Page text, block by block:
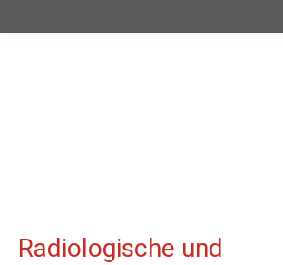
Radiologische und